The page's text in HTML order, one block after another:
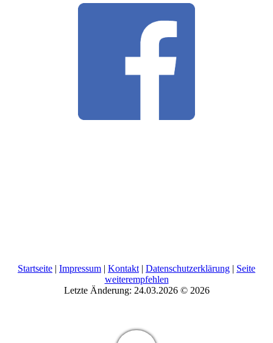
Startseite | Impressum | Kontakt | Datenschutzerklärung | Seite
weiterempfehlen
Letzte Änderung: 24.03.2026 © 2026